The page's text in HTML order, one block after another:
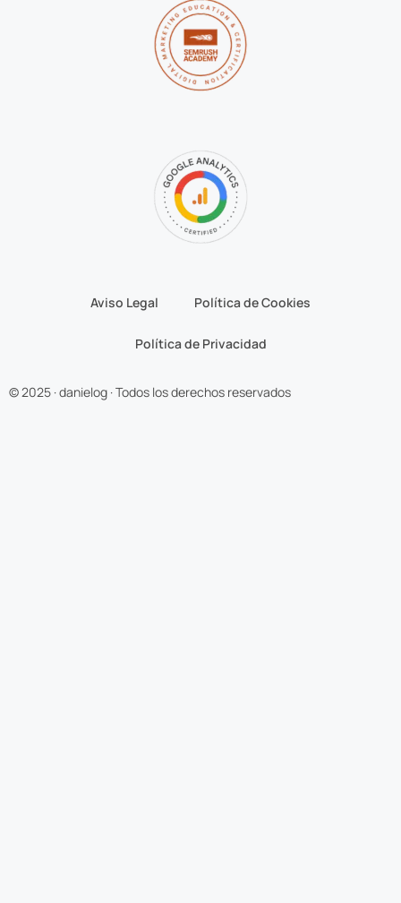
Aviso Legal Política de Cookies
Política de Privacidad
© 2025 · danielog · Todos los derechos reservados